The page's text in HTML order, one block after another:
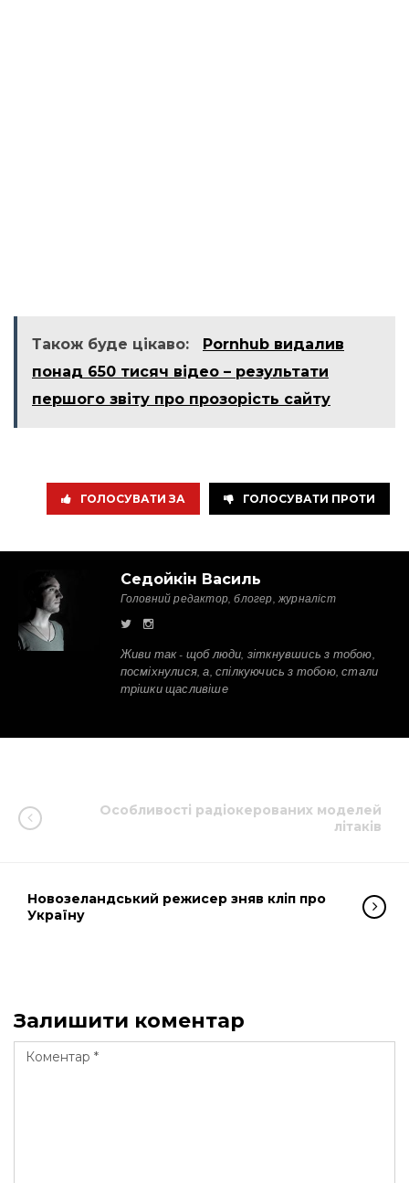
Також буде цікаво:
Pornhub видалив
понад 650 тисяч відео – результати
першого звіту про прозорість сайту
ГОЛОСУВАТИ ЗА ГОЛОСУВАТИ ПРОТИ
Седойкін Василь
Головний редактор, блогер, журналіст
Живи так - щоб люди, зіткнувшись з тобою,
посміхнулися, а, спілкуючись з тобою, стали
трішки щасливіше
Особливості радіокерованих моделей
літаків
Новозеландський режисер зняв кліп про
Україну
Залишити коментар